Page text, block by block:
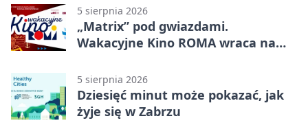
5 sierpnia 2026
„Matrix” pod gwiazdami.
Wakacyjne Kino ROMA wraca na
5 sierpnia 2026
Dziesięć minut może pokazać, jak
żyje się w Zabrzu